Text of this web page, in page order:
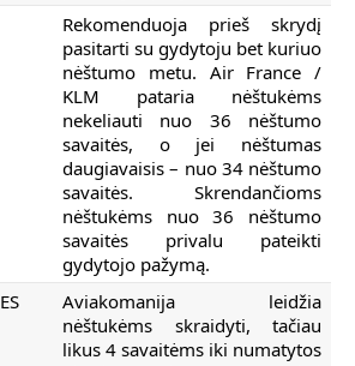
Rekomenduoja prieš skrydį
pasitarti su gydytoju bet kuriuo
nėštumo metu. Air France /
KLM pataria nėštukėms
nekeliauti nuo 36 nėštumo
savaitės, o jei nėštumas
daugiavaisis – nuo 34 nėštumo
savaitės. Skrendančioms
nėštukėms nuo 36 nėštumo
savaitės privalu pateikti
gydytojo pažymą.
Aviakomanija leidžia
nėštukėms skraidyti, tačiau
likus 4 savaitėms iki numatytos